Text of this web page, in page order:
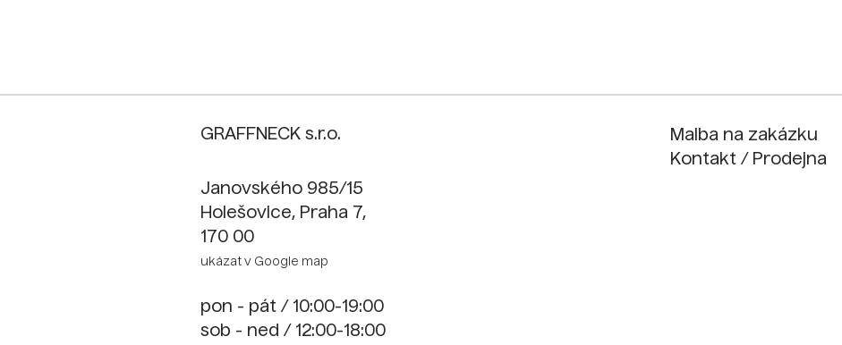
GRAFFNECK s.r.o.
Janovského 985/15
Holešovice, Praha 7,
170 00
ukázat v Google map
pon - pát / 10:00-19:00
sob - ned / 12:00-18:00
Malba na zakázku
Kontakt / Prodejna